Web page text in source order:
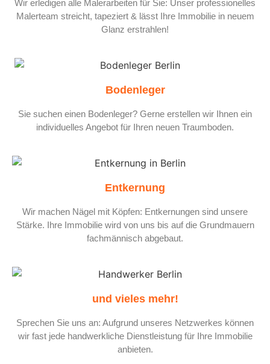
Wir erledigen alle Malerarbeiten für Sie: Unser professionelles
Malerteam streicht, tapeziert & lässt Ihre Immobilie in neuem
Glanz erstrahlen!
Bodenleger
Sie suchen einen Bodenleger? Gerne erstellen wir Ihnen ein
individuelles Angebot für Ihren neuen Traumboden.
Entkernung
Wir machen Nägel mit Köpfen: Entkernungen sind unsere
Stärke. Ihre Immobilie wird von uns bis auf die Grundmauern
fachmännisch abgebaut.
und vieles mehr!
Sprechen Sie uns an: Aufgrund unseres Netzwerkes können
wir fast jede handwerkliche Dienstleistung für Ihre Immobilie
anbieten.